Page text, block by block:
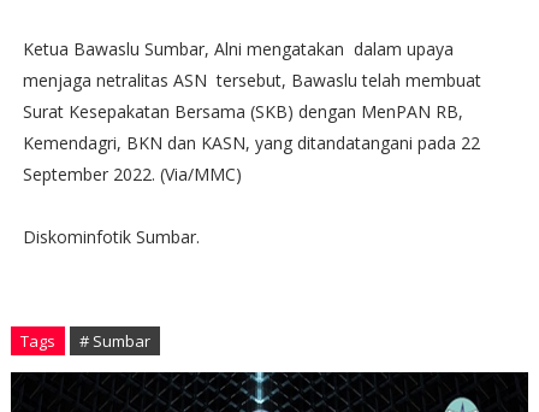
Ketua Bawaslu Sumbar, Alni mengatakan dalam upaya
menjaga netralitas ASN tersebut, Bawaslu telah membuat
Surat Kesepakatan Bersama (SKB) dengan MenPAN RB,
Kemendagri, BKN dan KASN, yang ditandatangani pada 22
September 2022. (Via/MMC)
Diskominfotik Sumbar.
Tags # Sumbar